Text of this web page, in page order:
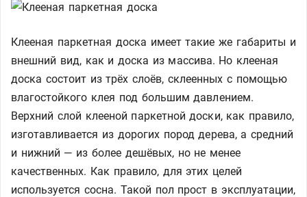
Клееная паркетная доска имеет такие же габариты и
внешний вид, как и доска из массива. Но клееная
доска состоит из трёх слоёв, склеенных с помощью
влагостойкого клея под большим давлением.
Верхний слой клееной паркетной доски, как правило,
изготавливается из дорогих пород дерева, а средний
и нижний — из более дешёвых, но не менее
качественных. Как правило, для этих целей
используется сосна. Такой пол прост в эксплуатации,